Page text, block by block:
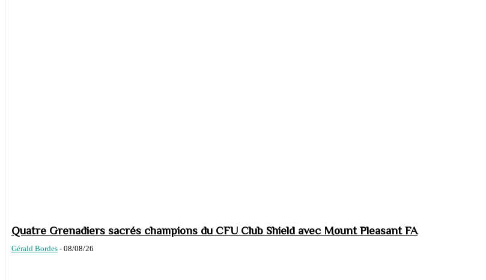
Quatre Grenadiers sacrés champions du CFU Club Shield avec Mount Pleasant FA
Gérald Bordes - 08/08/26